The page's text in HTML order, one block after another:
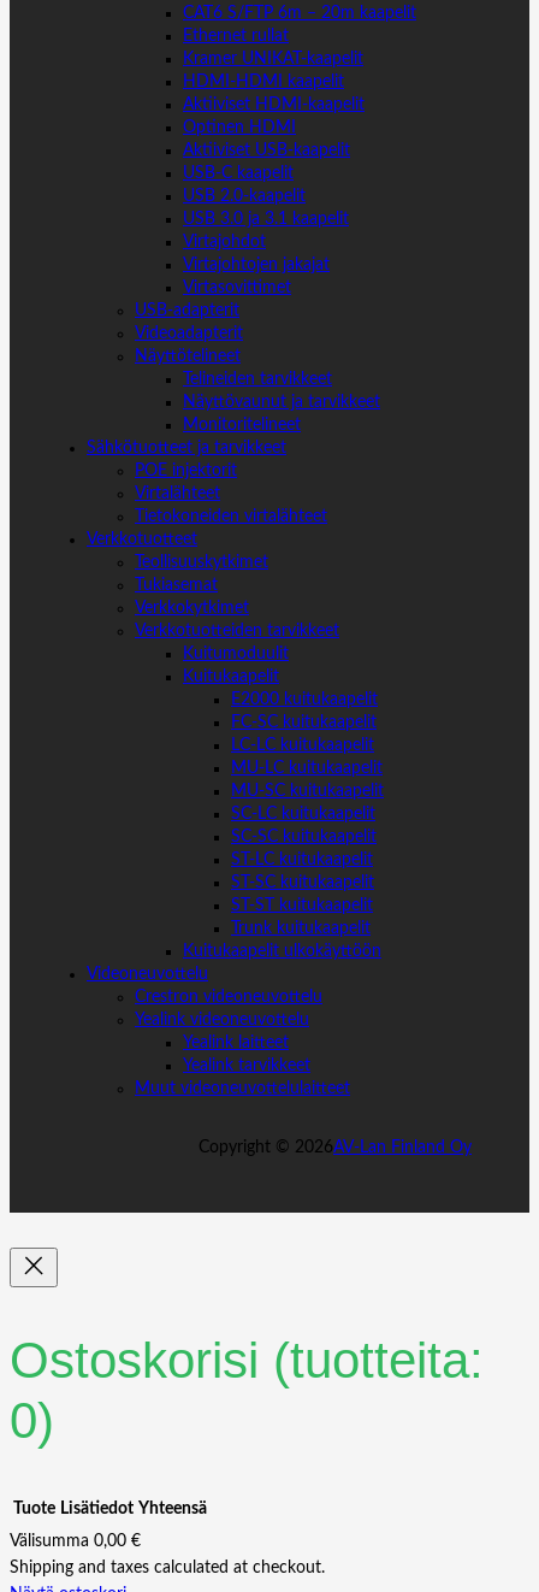
CAT6 S/FTP 6m – 20m kaapelit
Ethernet rullat
Kramer UNIKAT-kaapelit
HDMI-HDMI kaapelit
Aktiiviset HDMI-kaapelit
Optinen HDMI
Aktiiviset USB-kaapelit
USB-C kaapelit
USB 2.0-kaapelit
USB 3.0 ja 3.1 kaapelit
Virtajohdot
Virtajohtojen jakajat
Virtasovittimet
USB-adapterit
Videoadapterit
Näyttötelineet
Telineiden tarvikkeet
Näyttövaunut ja tarvikkeet
Monitoritelineet
Sähkötuotteet ja tarvikkeet
POE injektorit
Virtalähteet
Tietokoneiden virtalähteet
Verkkotuotteet
Teollisuuskytkimet
Tukiasemat
Verkkokytkimet
Verkkotuotteiden tarvikkeet
Kuitumoduulit
Kuitukaapelit
E2000 kuitukaapelit
FC-SC kuitukaapelit
LC-LC kuitukaapelit
MU-LC kuitukaapelit
MU-SC kuitukaapelit
SC-LC kuitukaapelit
SC-SC kuitukaapelit
ST-LC kuitukaapelit
ST-SC kuitukaapelit
ST-ST kuitukaapelit
Trunk kuitukaapelit
Kuitukaapelit ulkokäyttöön
Videoneuvottelu
Crestron videoneuvottelu
Yealink videoneuvottelu
Yealink laitteet
Yealink tarvikkeet
Muut videoneuvottelulaitteet
Copyright © 2026AV-Lan Finland Oy
Ostoskorisi (tuotteita:
0)
Tuote Lisätiedot Yhteensä
Välisumma 0,00 €
Shipping and taxes calculated at checkout.